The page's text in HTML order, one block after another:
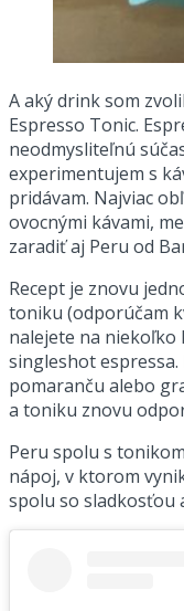
A aký drink som
Espresso Tonic.
neodmysliteľnú
experimentujem s
pridávam. Najviac
ovocnými kávami,
zaradiť aj Peru od
Recept je znovu
toniku (odporúčam
nalejete na niekoľko
singleshot
pomaranču alebo
a toniku znovu
Peru spolu s
nápoj, v ktorom
spolu so